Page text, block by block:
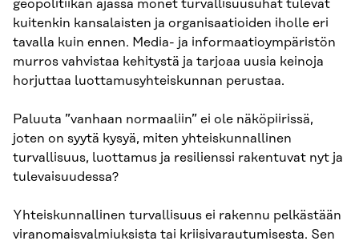
geopolitiikan ajassa monet turvallisuusuhat tulevat
kuitenkin kansalaisten ja organisaatioiden iholle eri
tavalla kuin ennen. Media- ja informaatioympäristön
murros vahvistaa kehitystä ja tarjoaa uusia keinoja
horjuttaa luottamusyhteiskunnan perustaa.
Paluuta ”vanhaan normaaliin” ei ole näköpiirissä,
joten on syytä kysyä, miten yhteiskunnallinen
turvallisuus, luottamus ja resilienssi rakentuvat nyt ja
tulevaisuudessa?
Yhteiskunnallinen turvallisuus ei rakennu pelkästään
viranomaisvalmiuksista tai kriisivarautumisesta. Sen